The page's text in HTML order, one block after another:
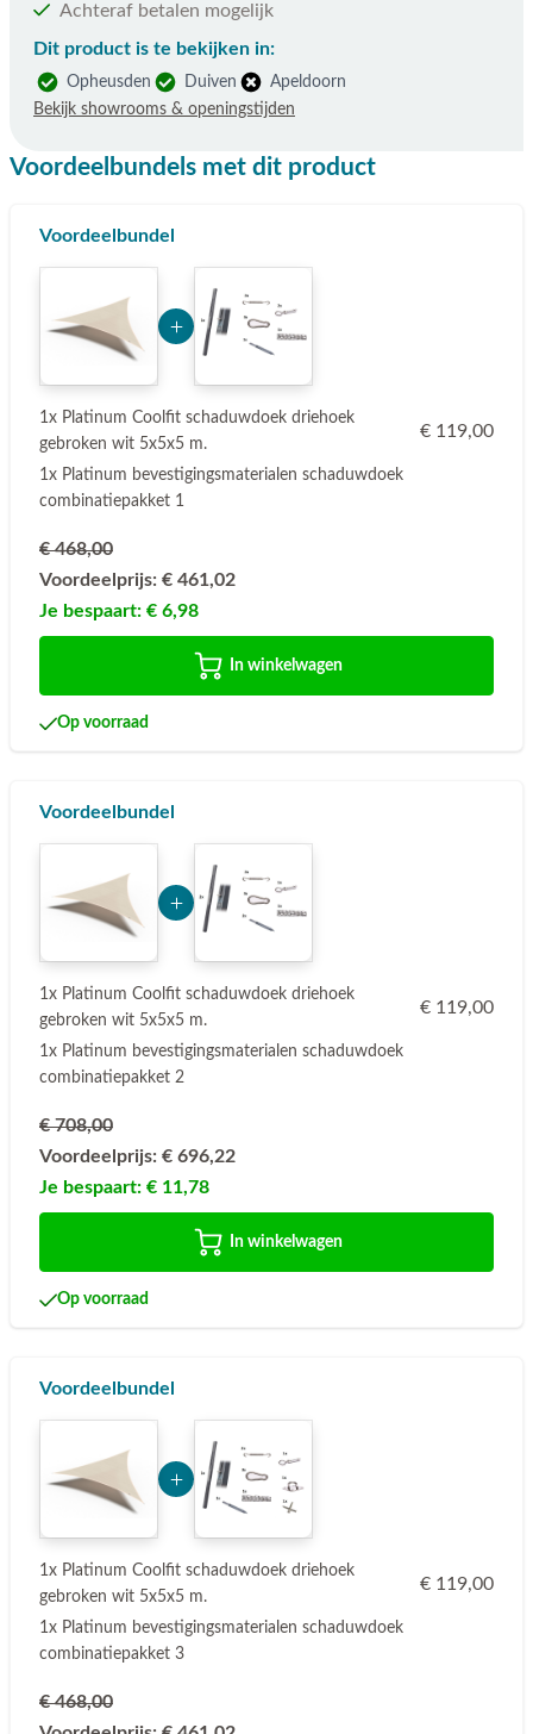
Achteraf betalen mogelijk
Dit product is te bekijken in:
Opheusden Duiven
Apeldoorn
Bekijk showrooms & openingstijden
Voordeelbundels met dit product
Voordeelbundel
1x Platinum Coolfit schaduwdoek driehoek
gebroken wit 5x5x5 m.
€ 119,00
1x Platinum bevestigingsmaterialen schaduwdoek
combinatiepakket 1
€ 468,00
Voordeelprijs: € 461,02
Je bespaart: € 6,98
In winkelwagen
Op voorraad
Voordeelbundel
1x Platinum Coolfit schaduwdoek driehoek
gebroken wit 5x5x5 m.
€ 119,00
1x Platinum bevestigingsmaterialen schaduwdoek
combinatiepakket 2
€ 708,00
Voordeelprijs: € 696,22
Je bespaart: € 11,78
In winkelwagen
Op voorraad
Voordeelbundel
1x Platinum Coolfit schaduwdoek driehoek
gebroken wit 5x5x5 m.
€ 119,00
1x Platinum bevestigingsmaterialen schaduwdoek
combinatiepakket 3
€ 468,00